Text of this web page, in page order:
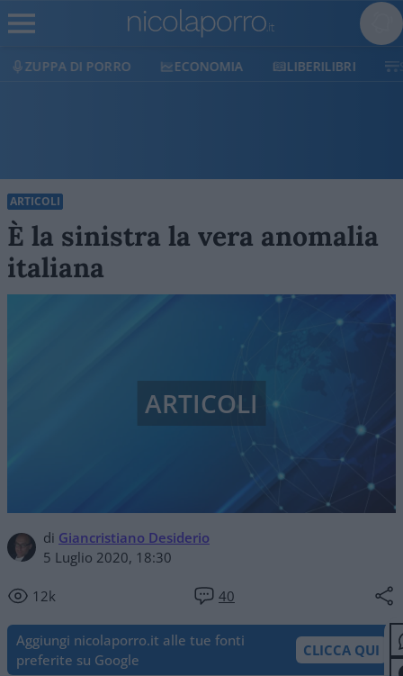
ECONOMIA LIBERILIBRI SHOP SOSTIENICI
ARTICOLI
È la sinistra la vera anomalia
italiana
di Giancristiano Desiderio
5 Luglio 2020, 18:30
12k 40
ARTICOLI
Aggiungi nicolaporro.it alle tue fonti
preferite su Google
CLICCA QUI